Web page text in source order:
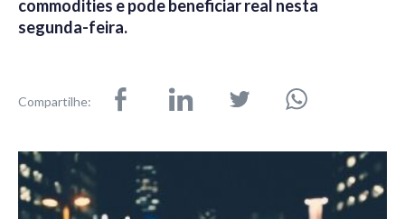
commodities e pode beneficiar real nesta
segunda-feira.
Compartilhe: